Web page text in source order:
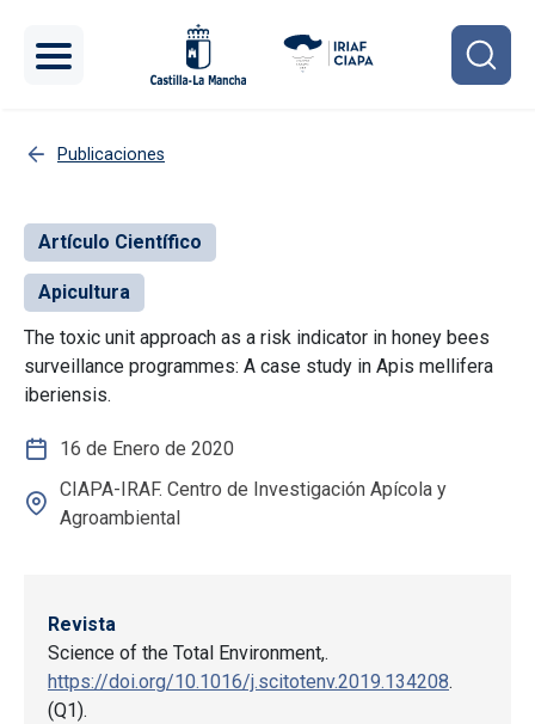
Publicaciones
Artículo Científico
Apicultura
The toxic unit approach as a risk indicator in honey bees
surveillance programmes: A case study in Apis mellifera
iberiensis.
16 de Enero de 2020
CIAPA-IRAF. Centro de Investigación Apícola y
Agroambiental
Revista
Science of the Total Environment,.
https://doi.org/10.1016/j.scitotenv.2019.134208.
(Q1).